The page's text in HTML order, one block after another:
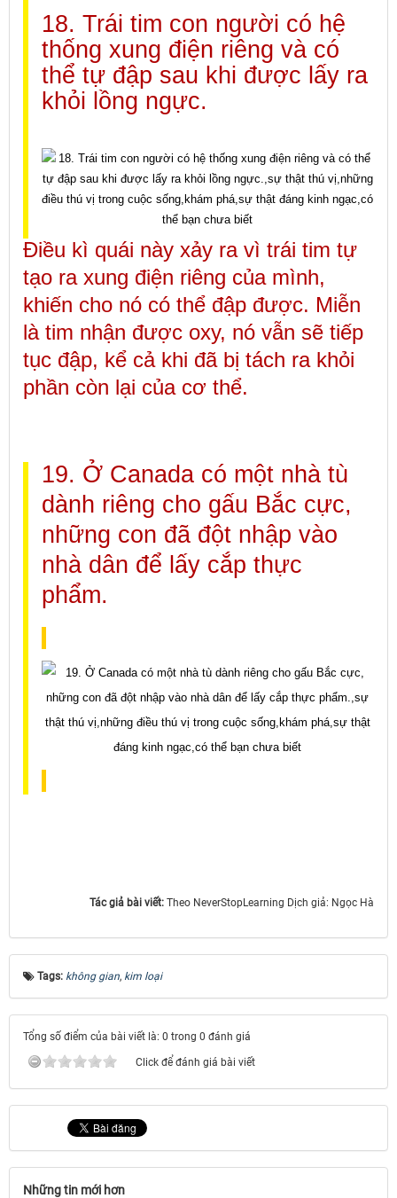
18. Trái tim con người có hệ
thống xung điện riêng và có
thể tự đập sau khi được lấy ra
khỏi lồng ngực.
Điều kì quái này xảy ra vì trái tim tự
tạo ra xung điện riêng của mình,
khiến cho nó có thể đập được. Miễn
là tim nhận được oxy, nó vẫn sẽ tiếp
tục đập, kể cả khi đã bị tách ra khỏi
phần còn lại của cơ thể.
19. Ở Canada có một nhà tù
dành riêng cho gấu Bắc cực,
những con đã đột nhập vào
nhà dân để lấy cắp thực
phẩm.
Tác giả bài viết: Theo NeverStopLearning Dịch giả: Ngọc Hà
Tags: không gian, kim loại
Tổng số điểm của bài viết là: 0 trong 0 đánh giá
Click để đánh giá bài viết
Những tin mới hơn